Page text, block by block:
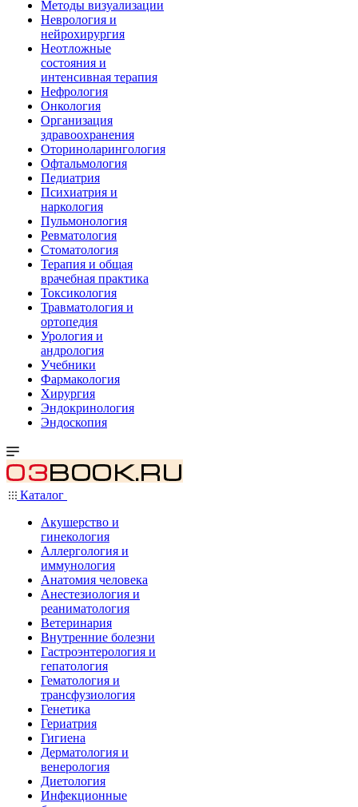
Методы визуализации
Неврология и
нейрохирургия
Неотложные
состояния и
интенсивная терапия
Нефрология
Онкология
Организация
здравоохранения
Оториноларингология
Офтальмология
Педиатрия
Психиатрия и
наркология
Пульмонология
Ревматология
Стоматология
Терапия и общая
врачебная практика
Токсикология
Травматология и
ортопедия
Урология и
андрология
Учебники
Фармакология
Хирургия
Эндокринология
Эндоскопия
Каталог
Акушерство и
гинекология
Аллергология и
иммунология
Анатомия человека
Анестезиология и
реаниматология
Ветеринария
Внутренние болезни
Гастроэнтерология и
гепатология
Гематология и
трансфузиология
Генетика
Гериатрия
Гигиена
Дерматология и
венерология
Диетология
Инфекционные